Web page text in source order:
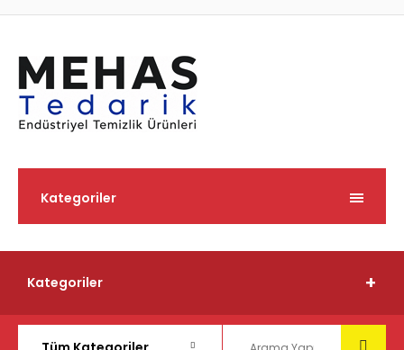
Kategoriler
Kategoriler